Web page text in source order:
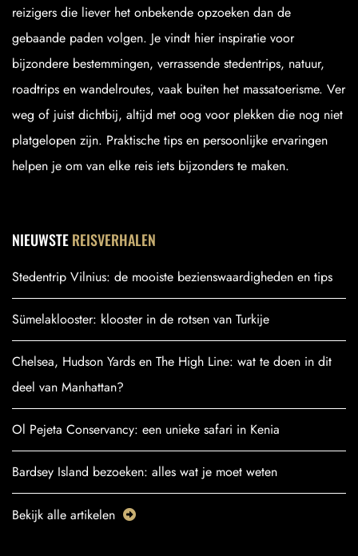
reizigers die liever het onbekende opzoeken dan de
gebaande paden volgen. Je vindt hier inspiratie voor
bijzondere bestemmingen, verrassende stedentrips, natuur,
roadtrips en wandelroutes, vaak buiten het massatoerisme. Ver
weg of juist dichtbij, altijd met oog voor plekken die nog niet
platgelopen zijn. Praktische tips en persoonlijke ervaringen
helpen je om van elke reis iets bijzonders te maken.
NIEUWSTEREISVERHALEN
Stedentrip Vilnius: de mooiste bezienswaardigheden en tips
Sümelaklooster: klooster in de rotsen van Turkije
Chelsea, Hudson Yards en The High Line: wat te doen in dit
deel van Manhattan?
Ol Pejeta Conservancy: een unieke safari in Kenia
Bardsey Island bezoeken: alles wat je moet weten
Bekijk alle artikelen